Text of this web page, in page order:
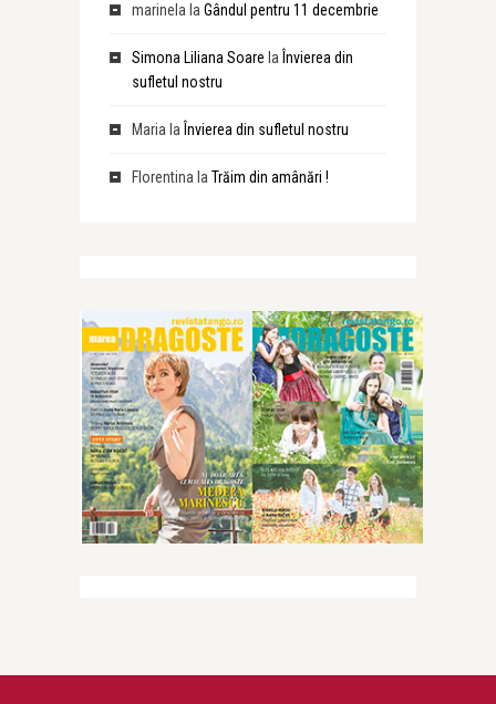
marinela la Gândul pentru 11 decembrie
Simona Liliana Soare la Învierea din
sufletul nostru
Maria la Învierea din sufletul nostru
Florentina la Trăim din amânări !